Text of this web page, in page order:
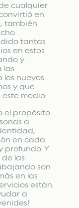
cualquier
en
también
tantas
en estos
y
las
los nuevos
y que
medio.
el propósito
a
en cada
profundo. Y
las
son
en las
están
a